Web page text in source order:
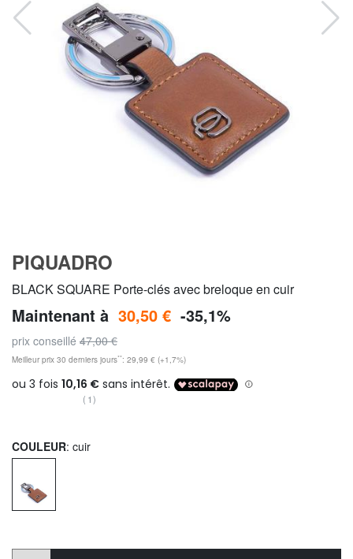
PIQUADRO
BLACK SQUARE Porte-clés avec breloque en cuir
Maintenant à 30,50 € -35,1%
prix conseillé 47,00 €
Meilleur prix 30 derniers jours**: 29,99 € (+1,7%)
(1)
COULEUR: cuir